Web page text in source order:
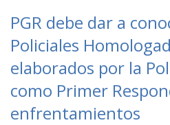
PGR debe dar a
Policiales
elaborados por la
como Primer
enfrentamientos